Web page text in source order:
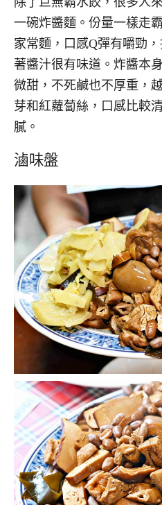
一碗炸醬麵。份量一樣走
家常麵，口感Q彈有嚼勁
著醬汁很有味道。炸醬本
微甜，不死鹹也不厚重，
芽和紅蘿蔔絲，口感比較
膩。
滷味盤